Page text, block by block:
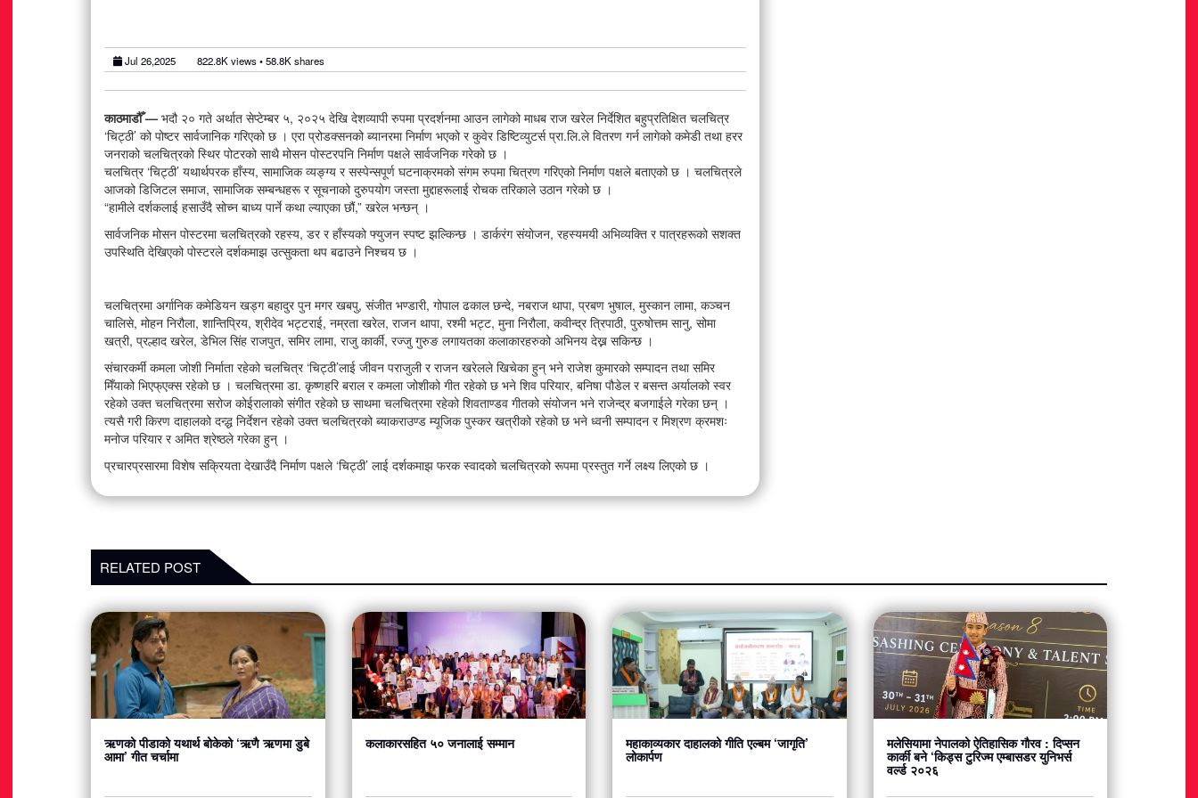
Jul 26,2025 822.8Kviews •58.8Kshares
काठमाडौँ — भदौ २० गते अर्थात सेप्टेम्बर ५, २०२५ देखि देशव्यापी रुपमा प्रदर्शनमा आउन लागेको माधब राज खरेल निर्देशित बहुप्रतिक्षित चलचित्र
‘चिट्ठी’ को पोष्टर सार्वजानिक गरिएको छ । एरा प्रोडक्सनको ब्यानरमा निर्माण भएको र कुवेर डिष्टिव्युटर्स प्रा.लि.ले वितरण गर्न लागेको कमेडी तथा हरर
जनराको चलचित्रको स्थिर पोटरको साथै मोसन पोस्टरपनि निर्माण पक्षले सार्वजनिक गरेको छ ।
चलचित्र ‘चिट्ठी’ यथार्थपरक हाँस्य, सामाजिक व्यङ्ग्य र सस्पेन्सपूर्ण घटनाक्रमको संगम रुपमा चित्रण गरिएको निर्माण पक्षले बताएको छ । चलचित्रले
आजको डिजिटल समाज, सामाजिक सम्बन्धहरू र सूचनाको दुरुपयोग जस्ता मुद्दाहरूलाई रोचक तरिकाले उठान गरेको छ ।
“हामीले दर्शकलाई हसाउँदै सोच्न बाध्य पार्ने कथा ल्याएका छौं,” खरेल भन्छन् ।
सार्वजनिक मोसन पोस्टरमा चलचित्रको रहस्य, डर र हाँस्यको फ्युजन स्पष्ट झल्किन्छ । डार्करंग संयोजन, रहस्यमयी अभिव्यक्ति र पात्रहरूको सशक्त
उपस्थिति देखिएको पोस्टरले दर्शकमाझ उत्सुकता थप बढाउने निश्चय छ ।
चलचित्रमा अर्गानिक कमेडियन खड्ग बहादुर पुन मगर खबपु, संजीत भण्डारी, गोपाल ढकाल छन्दे, नबराज थापा, प्रबण भुषाल, मुस्कान लामा, कञ्चन
चालिसे, मोहन निरौला, शान्तिप्रिय, श्रीदेव भट्टराई, नम्रता खरेल, राजन थापा, रश्मी भट्ट, मुना निरौला, कवीन्द्र त्रिपाठी, पुरुषोत्तम सानु, सोमा
खत्री, प्रल्हाद खरेल, डेभिल सिंह राजपुत, समिर लामा, राजु कार्की, रज्जु गुरुङ लगायतका कलाकारहरुको अभिनय देख्न सकिन्छ ।
संचारकर्मी कमला जोशी निर्माता रहेको चलचित्र ‘चिट्ठी’लाई जीवन पराजुली र राजन खरेलले खिचेका हुन् भने राजेश कुमारको सम्पादन तथा समिर
मिँयाको भिएफ्एक्स रहेको छ । चलचित्रमा डा. कृष्णहरि बराल र कमला जोशीको गीत रहेको छ भने शिव परियार, बनिषा पौडेल र बसन्त अर्यालको स्वर
रहेको उक्त चलचित्रमा सरोज कोईरालाको संगीत रहेको छ साथमा चलचित्रमा रहेको शिवताण्डव गीतको संयोजन भने राजेन्द्र बजगाईले गरेका छन् ।
त्यसै गरी किरण दाहालको दन्द्ध निर्देशन रहेको उक्त चलचित्रको ब्याकराउण्ड म्यूजिक पुस्कर खत्रीको रहेको छ भने ध्वनी सम्पादन र मिश्रण क्रमशः
मनोज परियार र अमित श्रेष्ठले गरेका हुन् ।
प्रचारप्रसारमा विशेष सक्रियता देखाउँदै निर्माण पक्षले ‘चिट्ठी’ लाई दर्शकमाझ फरक स्वादको चलचित्रको रूपमा प्रस्तुत गर्ने लक्ष्य लिएको छ ।
RELATED POST
ऋणको पीडाको यथार्थ बोकेको ‘ऋणै ऋणमा डुबे
आमा’ गीत चर्चामा
कलाकारसहित ५० जनालाई सम्मान महाकाव्यकार दाहालको गीति एल्बम ‘जागृति’
लोकार्पण
मलेसियामा नेपालको ऐतिहासिक गौरव : दिप्सन
कार्की बने ‘किड्स टुरिज्म एम्बासडर युनिभर्स
वर्ल्ड २०२६